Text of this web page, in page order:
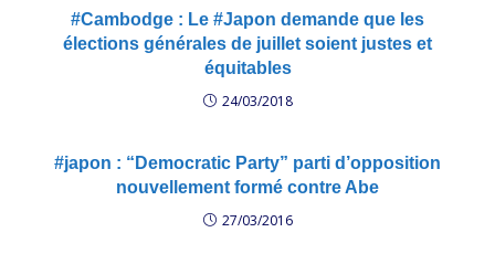
#Cambodge : Le #Japon demande que les
élections générales de juillet soient justes et
équitables
24/03/2018
#japon : “Democratic Party” parti d’opposition
nouvellement formé contre Abe
27/03/2016